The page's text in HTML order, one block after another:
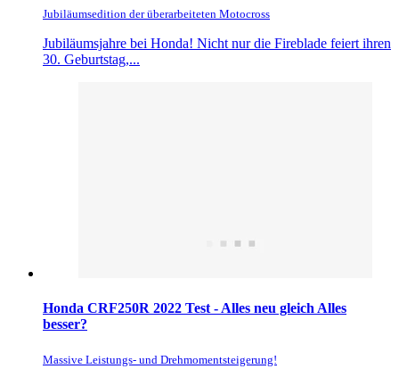
Jubiläumsedition der überarbeiteten Motocross
Jubiläumsjahre bei Honda! Nicht nur die Fireblade feiert ihren
30. Geburtstag,...
Honda CRF250R 2022 Test - Alles neu gleich Alles
besser?
Massive Leistungs- und Drehmomentsteigerung!